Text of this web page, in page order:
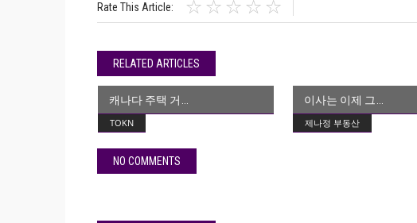
Rate This Article:
RELATED ARTICLES
TOKN
캐나다 주택 거
제나정 부동산
이사는 이제 그
NO COMMENTS